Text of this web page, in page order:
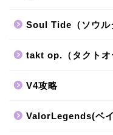
Soul Tide（ソウル
takt op.（タクトオ
V4攻略
ValorLegends(ベ